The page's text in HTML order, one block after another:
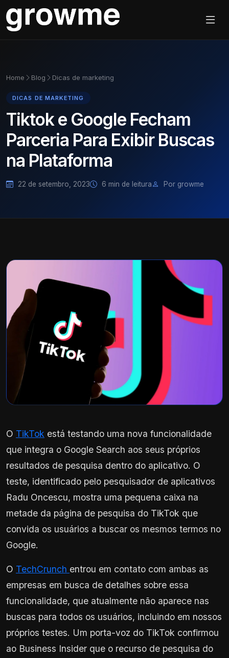
Home Blog Dicas de marketing
DICAS DE MARKETING
Tiktok e Google Fecham
Parceria Para Exibir Buscas
na Plataforma
22 de setembro, 2023 6 min de leitura Por growme
O TikTok está testando uma nova funcionalidade
que integra o Google Search aos seus próprios
resultados de pesquisa dentro do aplicativo. O
teste, identificado pelo pesquisador de aplicativos
Radu Oncescu, mostra uma pequena caixa na
metade da página de pesquisa do TikTok que
convida os usuários a buscar os mesmos termos no
Google.
O TechCrunch entrou em contato com ambas as
empresas em busca de detalhes sobre essa
funcionalidade, que atualmente não aparece nas
buscas para todos os usuários, incluindo em nossos
próprios testes. Um porta-voz do TikTok confirmou
ao Business Insider que o recurso de pesquisa do